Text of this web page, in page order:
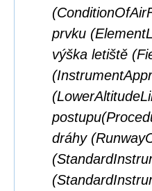
prvku
výška letiště
dráhy